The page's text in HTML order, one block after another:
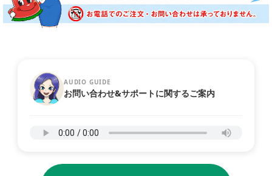
AUDIO GUIDE
お問い合わせ&サポートに関するご案内